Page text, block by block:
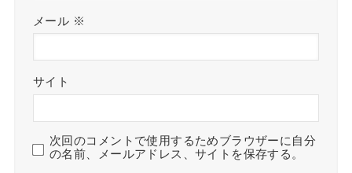
メール ※
サイト
次回のコメントで使用するためブラウザーに自分
の名前、メールアドレス、サイトを保存する。